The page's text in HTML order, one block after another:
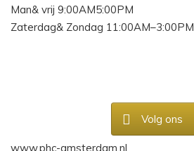
Man& vrij 9:00AM5:00PM
Zaterdag& Zondag 11:00AM–3:00PM
Volg ons
www.phc-amsterdam.nl